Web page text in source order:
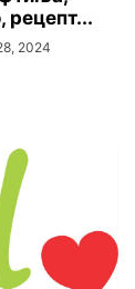
рецепт...
2024